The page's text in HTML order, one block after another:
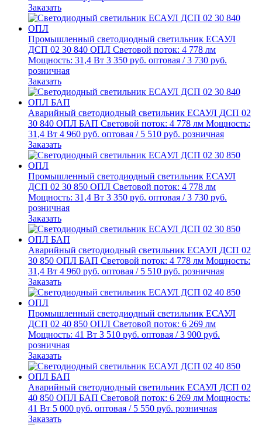
Заказать
Промышленный светодиодный светильник ЕСАУЛ
ДСП 02 30 840 ОПЛ Световой поток: 4 778 лм
Мощность: 31,4 Вт 3 350 руб. оптовая /3 730 руб.
розничная
Заказать
Аварийный светодиодный светильник ЕСАУЛ ДСП 02
30 840 ОПЛ БАП Световой поток: 4 778 лм Мощность:
31,4 Вт 4 960 руб. оптовая / 5 510 руб. розничная
Заказать
Промышленный светодиодный светильник ЕСАУЛ
ДСП 02 30 850 ОПЛ Световой поток: 4 778 лм
Мощность: 31,4 Вт 3 350 руб. оптовая /3 730 руб.
розничная
Заказать
Аварийный светодиодный светильник ЕСАУЛ ДСП 02
30 850 ОПЛ БАП Световой поток: 4 778 лм Мощность:
31,4 Вт 4 960 руб. оптовая / 5 510 руб. розничная
Заказать
Промышленный светодиодный светильник ЕСАУЛ
ДСП 02 40 850 ОПЛ Световой поток: 6 269 лм
Мощность: 41 Вт 3 510 руб. оптовая /3 900 руб.
розничная
Заказать
Аварийный светодиодный светильник ЕСАУЛ ДСП 02
40 850 ОПЛ БАП Световой поток: 6 269 лм Мощность:
41 Вт 5 000 руб. оптовая / 5 550 руб. розничная
Заказать